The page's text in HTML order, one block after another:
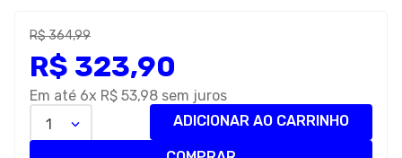
R$364,99
R$ 323,90
Em até 6x R$ 53,98 sem juros
1
ADICIONAR AO CARRINHO